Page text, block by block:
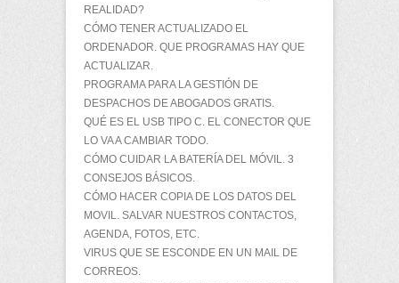
REALIDAD?
CÓMO TENER ACTUALIZADO EL
ORDENADOR. QUE PROGRAMAS HAY QUE
ACTUALIZAR.
PROGRAMA PARA LA GESTIÓN DE
DESPACHOS DE ABOGADOS GRATIS.
QUÉ ES EL USB TIPO C. EL CONECTOR QUE
LO VA A CAMBIAR TODO.
CÓMO CUIDAR LA BATERÍA DEL MÓVIL. 3
CONSEJOS BÁSICOS.
CÓMO HACER COPIA DE LOS DATOS DEL
MOVIL. SALVAR NUESTROS CONTACTOS,
AGENDA, FOTOS, ETC.
VIRUS QUE SE ESCONDE EN UN MAIL DE
CORREOS.